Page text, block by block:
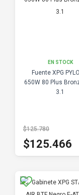
EN STOCK
Fuente XPG
650W 80 Plus
3.1
$125.780
$125.466